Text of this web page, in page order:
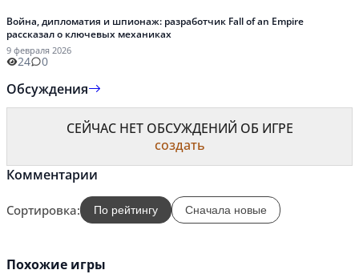
Война, дипломатия и шпионаж: разработчик Fall of an Empire
рассказал о ключевых механиках
9 февраля 2026
24 0
Обсуждения
СЕЙЧАС НЕТ ОБСУЖДЕНИЙ ОБ ИГРЕ
создать
Комментарии
Сортировка: По рейтингу Сначала новые
Похожие игры